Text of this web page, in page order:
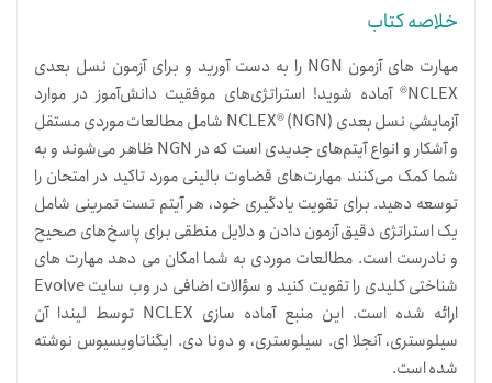
خلاصه کتاب
مهارت های آزمون NGN را به دست آورید و برای آزمون نسل بعدی
NCLEX® آماده شوید! استراتژی‌های موفقیت دانش‌آموز در موارد
آزمایشی نسل بعدی NCLEX® (NGN) شامل مطالعات موردی مستقل
و آشکار و انواع آیتم‌های جدیدی است که در NGN ظاهر می‌شوند و به
شما کمک می‌کنند مهارت‌های قضاوت بالینی مورد تاکید در امتحان را
توسعه دهید. برای تقویت یادگیری خود، هر آیتم تست تمرینی شامل
یک استراتژی دقیق آزمون دادن و دلایل منطقی برای پاسخ‌های صحیح
و نادرست است. مطالعات موردی به شما امکان می دهد مهارت های
شناختی کلیدی را تقویت کنید و سؤالات اضافی در وب سایت Evolve
ارائه شده است. این منبع آماده سازی NCLEX توسط لیندا آن
سیلوستری، آنجلا ای. سیلوستری، و دونا دی. ایگناتاویسیوس نوشته
شده است.